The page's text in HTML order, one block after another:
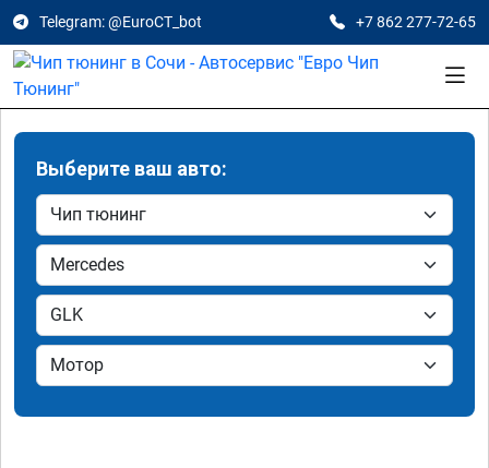
Telegram: @EuroCT_bot +7 862 277-72-65
Выберите ваш авто: